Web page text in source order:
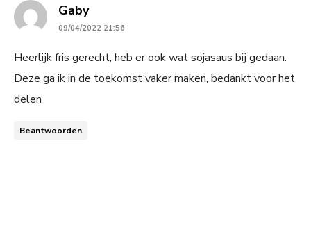
Gabysays:
09/04/2022 21:56
Heerlijk fris gerecht, heb er ook wat sojasaus bij gedaan.
Deze ga ik in de toekomst vaker maken, bedankt voor het
delen
Beantwoorden